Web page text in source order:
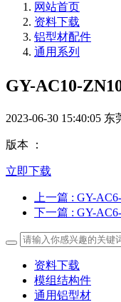
网站首页
资料下载
铝型材配件
通用系列
GY-AC10-
2023-06-30 15:40:05 东
版本 ：
立即下载
上一篇 : GY-
下一篇 : GY-
资料下载
模组结构件
通用铝型材